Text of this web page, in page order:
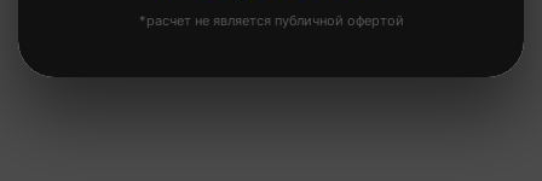
Металлическая дверь +13,500 ₽
Окна ПВХ 1х1м +10,800 ₽
*расчет не является публичной офертой